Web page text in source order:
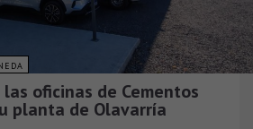
oficinas de Cementos
planta de Olavarría